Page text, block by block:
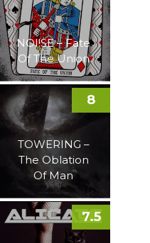
NOI!SE – Fate
Of The Union
TOWERING –
The Oblation
Of Man
8
7.5